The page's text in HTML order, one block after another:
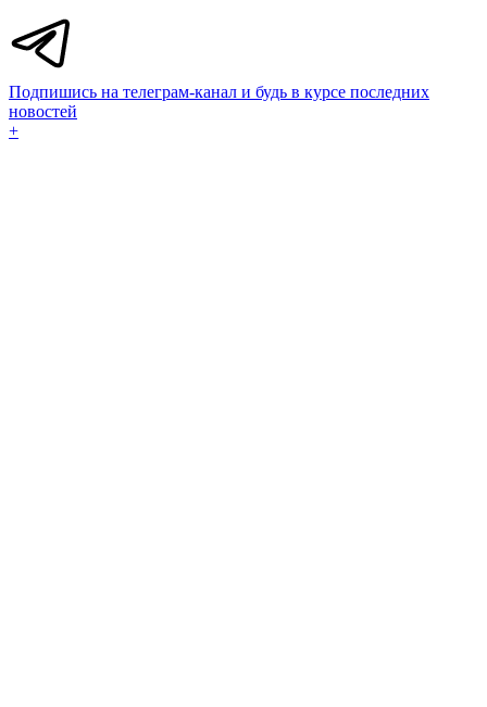
Подпишись на телеграм-канал и будь в курсе последних
новостей
+